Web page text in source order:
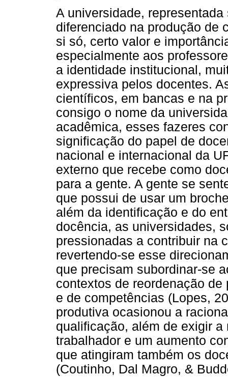
A universidade,
diferenciado na produção de
si só, certo valor e
especialmente aos
a identidade institucional,
expressiva pelos docentes.
científicos, em bancas e na
consigo o nome da
acadêmica, esses fazeres
significação do papel de
nacional e internacional da
externo que recebe como
para a gente. A gente se
que possui de usar um
além da identificação e do
docência, as universidades,
pressionadas a contribuir na
revertendo-se esse
que precisam subordinar-se
contextos de reordenação
e de competências (Lopes,
produtiva ocasionou a
qualificação, além de exigir
trabalhador e um aumento
que atingiram também os
(Coutinho, Dal Magro, &